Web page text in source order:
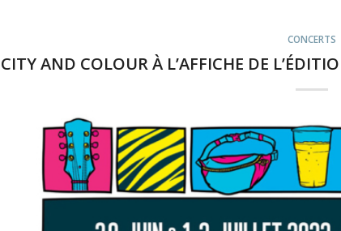
CONCERTS
CITY AND COLOUR À L’AFFICHE DE